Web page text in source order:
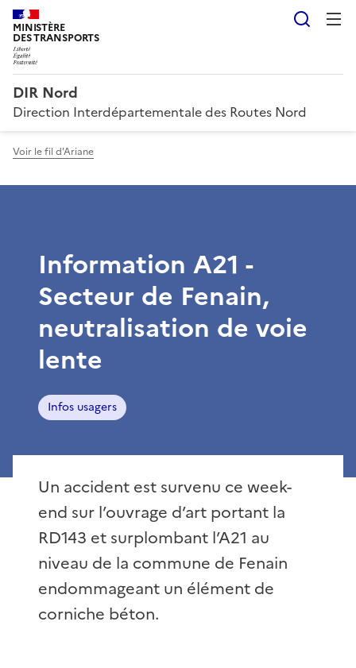
MINISTÈRE
DES TRANSPORTS
DIR Nord
Direction Interdépartementale des Routes Nord
Voir le fil d'Ariane
Information A21 -
Secteur de Fenain,
neutralisation de voie
lente
Infos usagers
Un accident est survenu ce week-
end sur l’ouvrage d’art portant la
RD143 et surplombant l’A21 au
niveau de la commune de Fenain
endommageant un élément de
corniche béton.